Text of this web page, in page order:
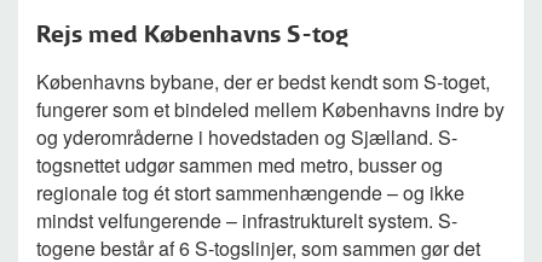
Rejs med Københavns S-tog
Københavns bybane, der er bedst kendt som S-toget,
fungerer som et bindeled mellem Københavns indre by
og yderområderne i hovedstaden og Sjælland. S-
togsnettet udgør sammen med metro, busser og
regionale tog ét stort sammenhængende – og ikke
mindst velfungerende – infrastrukturelt system. S-
togene består af 6 S-togslinjer, som sammen gør det